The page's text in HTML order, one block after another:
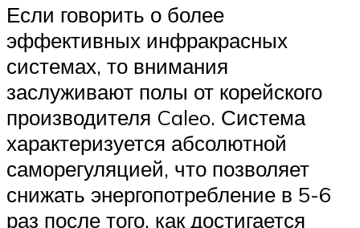
Если говорить о более
эффективных инфракрасных
системах, то внимания
заслуживают полы от корейского
производителя Caleo. Система
характеризуется абсолютной
саморегуляцией, что позволяет
снижать энергопотребление в 5-6
раз после того, как достигается